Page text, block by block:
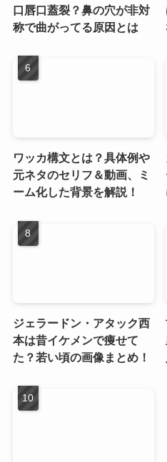
口唇口蓋裂？鼻の穴が非対
称で曲がってる原因とは
ワッカ構文とは？具体例や
元ネタのセリフ＆動画、ミ
ーム化した背景を解説！
ジェラードン・アタック西
本は昔イケメンで痩せて
た？若い頃の画像まとめ！